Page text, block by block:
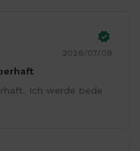
2026/07/09
Ich werde bede